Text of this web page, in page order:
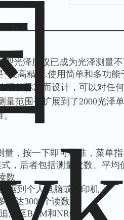
型光泽度仪已成为光泽测量
*集高精度.使用简单和多功
理的标准而设计 ，可以对任
量范围被扩展到了2000光泽
。
量，按一下即可校准，菜单
，后者包括测量次数、平均
数
据到个人电脑或打印机
可达3000个读数
溯至BAM和NRC